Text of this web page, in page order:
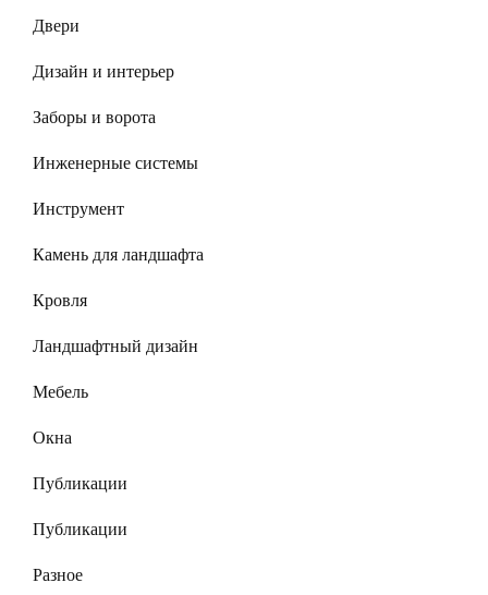
Двери
Дизайн и интерьер
Заборы и ворота
Инженерные системы
Инструмент
Камень для ландшафта
Кровля
Ландшафтный дизайн
Мебель
Окна
Публикации
Публикации
Разное